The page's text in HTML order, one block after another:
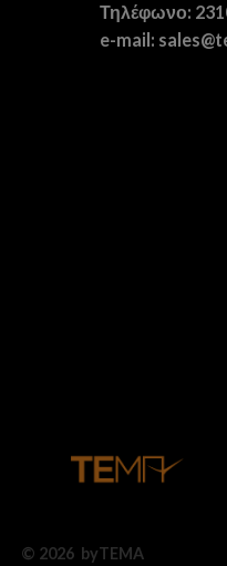
Τηλέφωνο:
e-mail:
© 2026 byTEMA